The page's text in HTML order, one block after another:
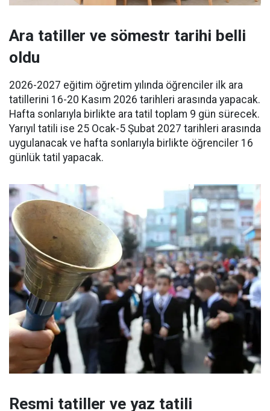
Ara tatiller ve sömestr tarihi belli
oldu
2026-2027 eğitim öğretim yılında öğrenciler ilk ara
tatillerini 16-20 Kasım 2026 tarihleri arasında yapacak.
Hafta sonlarıyla birlikte ara tatil toplam 9 gün sürecek.
Yarıyıl tatili ise 25 Ocak-5 Şubat 2027 tarihleri arasında
uygulanacak ve hafta sonlarıyla birlikte öğrenciler 16
günlük tatil yapacak.
Resmi tatiller ve yaz tatili